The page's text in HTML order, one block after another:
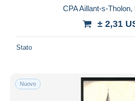
CPA Aillant-s-Tholon,
± 2,31
Stato
Nuovo